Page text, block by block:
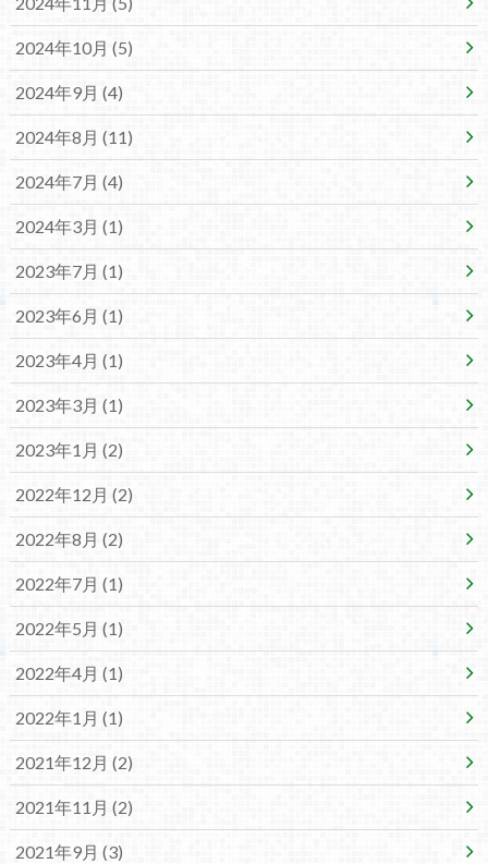
2024年10月 (5)
2024年9月 (4)
2024年8月 (11)
2024年7月 (4)
2024年3月 (1)
2023年7月 (1)
2023年6月 (1)
2023年4月 (1)
2023年3月 (1)
2023年1月 (2)
2022年12月 (2)
2022年8月 (2)
2022年7月 (1)
2022年5月 (1)
2022年4月 (1)
2022年1月 (1)
2021年12月 (2)
2021年11月 (2)
2021年9月 (3)